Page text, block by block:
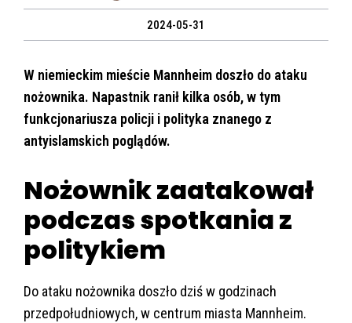
2024-05-31
W niemieckim mieście Mannheim doszło do ataku
nożownika. Napastnik ranił kilka osób, w tym
funkcjonariusza policji i polityka znanego z
antyislamskich poglądów.
Nożownik zaatakował
podczas spotkania z
politykiem
Do ataku nożownika doszło dziś w godzinach
przedpołudniowych, w centrum miasta Mannheim.